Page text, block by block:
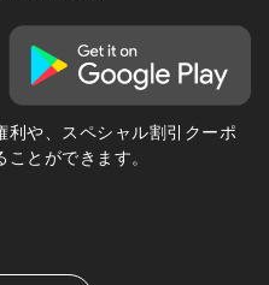
利や、スペシャル割引クーポ
とができます。